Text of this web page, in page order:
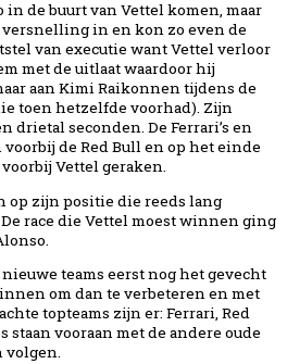
de buurt van Vettel komen, maar
in en kon zo even de
van executie want Vettel verloor
met de uitlaat waardoor hij
aan Kimi Raikonnen tijdens de
toen hetzelfde voorhad). Zijn
drietal seconden. De Ferrari’s en
de Red Bull en op het einde
Vettel geraken.
op zijn positie die reeds lang
race die Vettel moest winnen ging
teams eerst nog het gevecht
om dan te verbeteren en met
topteams zijn er: Ferrari, Red
staan vooraan met de andere oude
volgen.